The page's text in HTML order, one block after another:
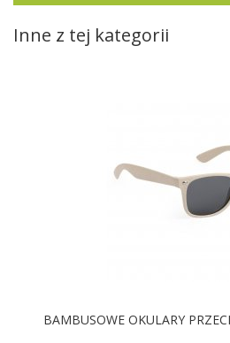
Inne z tej kategorii
BAMBUSOWE OKULARY